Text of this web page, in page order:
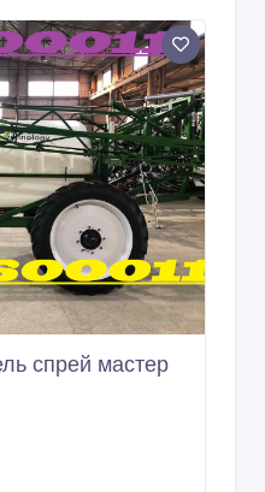
спрей мастер